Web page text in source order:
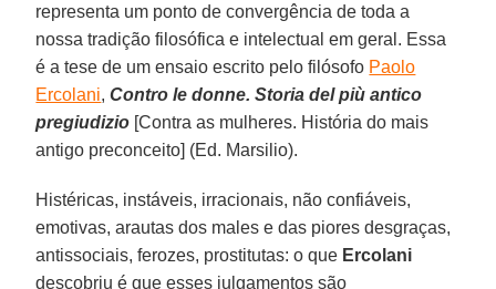
representa um ponto de convergência de toda a
nossa tradição filosófica e intelectual em geral. Essa
é a tese de um ensaio escrito pelo filósofo Paolo
Ercolani,Contro le donne. Storia del più antico
pregiudizio [Contra as mulheres. História do mais
antigo preconceito] (Ed. Marsilio).
Histéricas, instáveis, irracionais, não confiáveis,
emotivas, arautas dos males e das piores desgraças,
antissociais, ferozes, prostitutas: o que Ercolani
descobriu é que esses julgamentos são